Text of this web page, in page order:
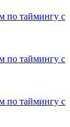
таймингу с
таймингу с
таймингу с